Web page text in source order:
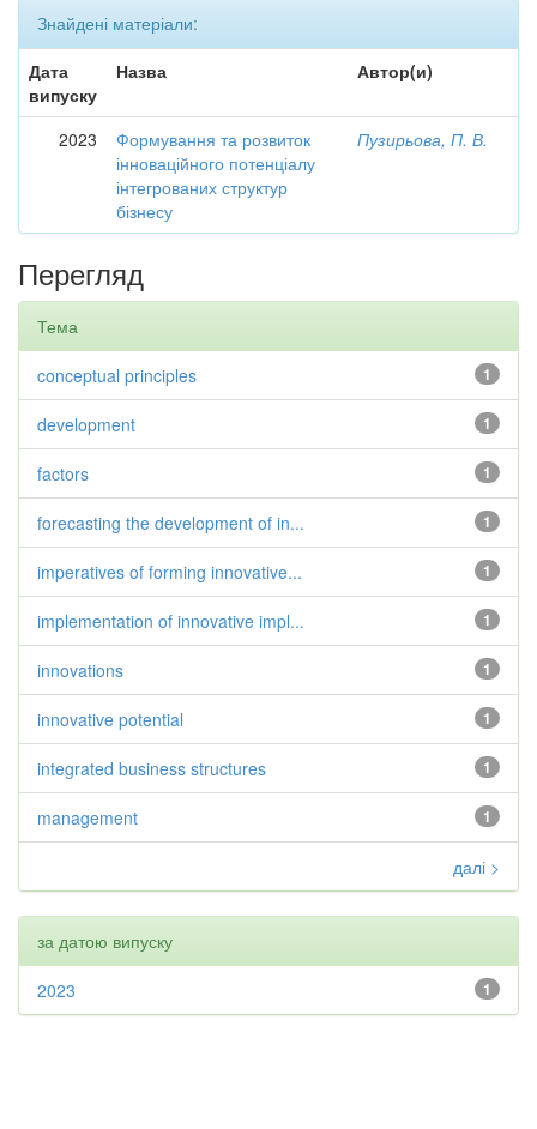
Знайдені матеріали:
Дата
випуску
Назва Автор(и)
2023
Формування та розвиток
інноваційного потенціалу
інтегрованих структур
бізнесу
Пузирьова, П. В.
Перегляд
Тема
1
conceptual principles
1
development
1
factors
1
forecasting the development of in...
1
imperatives of forming innovative...
1
implementation of innovative impl...
1
innovations
1
innovative potential
1
integrated business structures
1
management
далі >
за датою випуску
1
2023